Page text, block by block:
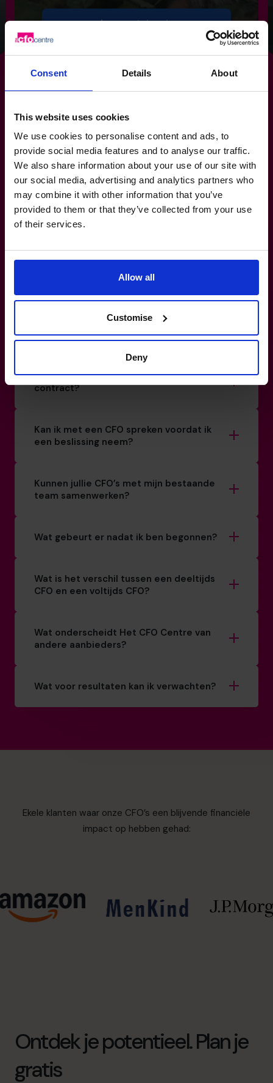
Consent Details About
This website uses cookies
We use cookies to personalise content and ads, to
provide social media features and to analyse our traffic.
We also share information about your use of our site with
our social media, advertising and analytics partners who
may combine it with other information that you’ve
provided to them or that they’ve collected from your use
of their services.
Allow all
Customise
Deny
Lees getuigenis
Zorg dat jeverslaggeving
vóór jou werkt, en niet tegen
jou.
03 808 8767
of bedrijfsgroottes?
Hoe koppel je een CFO met mijn bedrijf?
Hoe weet ik of ik echt een CFO nodig heb?
Is er een minimale verbintenis of
contract?
Kan ik met een CFO spreken voordat ik
een beslissing neem?
Kunnen jullie CFO’s met mijn bestaande
team samenwerken?
Wat gebeurt er nadat ik ben begonnen?
Wat is het verschil tussen een deeltijds
CFO en een voltijds CFO?
Wat onderscheidt Het CFO Centre van
andere aanbieders?
Wat voor resultaten kan ik verwachten?
Ekele klanten waar onze CFO’s een blijvende financiële
impact op hebben gehad:
Ontdek je potentieel. Plan je
gratis